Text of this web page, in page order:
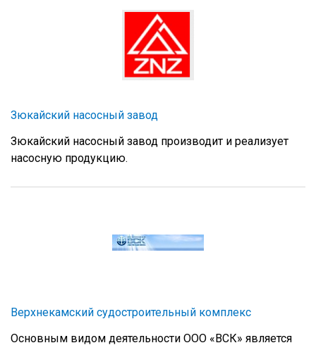
Зюкайский насосный завод
Зюкайский насосный завод производит и реализует
насосную продукцию.
Верхнекамский судостроительный комплекс
Основным видом деятельности ООО «ВСК» является